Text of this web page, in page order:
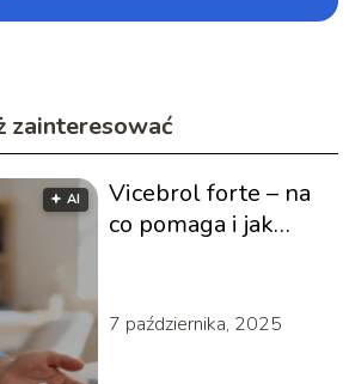
zainteresować
🟅 AI
Vicebrol forte – na
co pomaga i jak
7 października, 2025